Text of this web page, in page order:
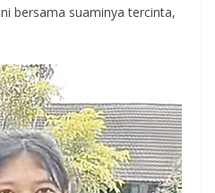
bersama suaminya tercinta,